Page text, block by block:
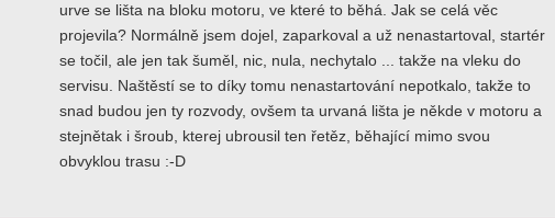
urve se lišta na bloku motoru, ve které to běhá. Jak se celá věc
projevila? Normálně jsem dojel, zaparkoval a už nenastartoval, startér
se točil, ale jen tak šuměl, nic, nula, nechytalo ... takže na vleku do
servisu. Naštěstí se to díky tomu nenastartování nepotkalo, takže to
snad budou jen ty rozvody, ovšem ta urvaná lišta je někde v motoru a
stejnětak i šroub, kterej ubrousil ten řetěz, běhající mimo svou
obvyklou trasu :-D